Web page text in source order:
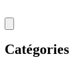
Catégories